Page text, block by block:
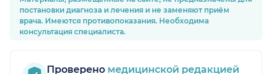
постановки диагноза и лечения и не заменяют приём
врача. Имеются противопоказания. Необходима
консультация специалиста.
Проверено медицинской редакцией